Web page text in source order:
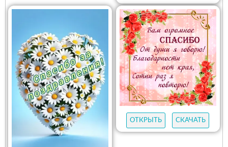
ОТКРЫТЬ СКАЧАТЬ